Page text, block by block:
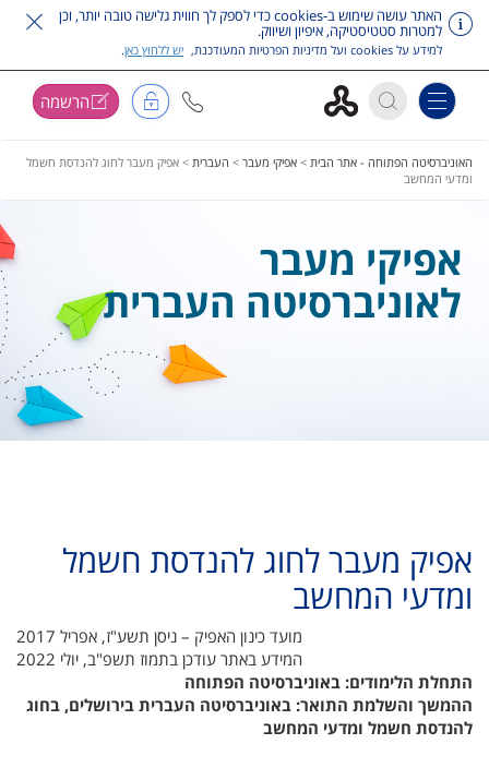
האתר עושה שימוש ב-cookies כדי לספק לך חווית גלישה טובה יותר, וכן
למטרות סטטיסטיקה, איפיון ושיווק.
למידע על cookies ועל מדיניות הפרטיות המעודכנת, יש ללחוץ כאן.
Toggle navigation הרשמה
האוניברסיטה הפתוחה - אתר הבית > אפיקי מעבר > העברית > אפיק מעבר לחוג להנדסת חשמל
ומדעי המחשב
אפיקי מעבר
לאוניברסיטה העברית
אפיק מעבר לחוג להנדסת חשמל
ומדעי המחשב‏
מועד כינון האפיק – ניסן תשע"ז, אפריל 2017
המידע באתר עודכן בתמוז תשפ"ב, יולי 2022
התחלת הלימודים: באוניברסיטה הפתוחה
ההמשך והשלמת התואר: באוניברסיטה העברית בירושלים, בחוג
להנדסת חשמל ומדעי המחשב